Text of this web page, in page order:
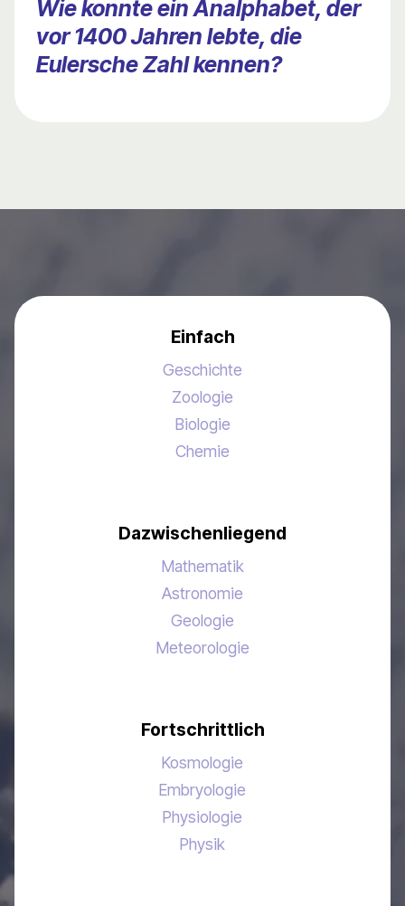
Wie konnte ein Analphabet, der
vor 1400 Jahren lebte, die
Eulersche Zahl kennen?
Einfach
Geschichte
Zoologie
Biologie
Chemie
Dazwischenliegend
Mathematik
Astronomie
Geologie
Meteorologie
Fortschrittlich
Kosmologie
Embryologie
Physiologie
Physik